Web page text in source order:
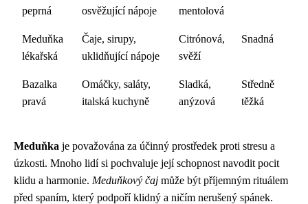
peprná
osvěžující nápoje
mentolová
Meduňka
lékařská
Čaje, sirupy,
uklidňující nápoje
Citrónová,
svěží
Snadná
Bazalka
pravá
Omáčky, saláty,
italská kuchyně
Sladká,
anýzová
Středně
těžká
Meduňka je považována za účinný prostředek proti stresu a
úzkosti. Mnoho lidí si pochvaluje její schopnost navodit pocit
klidu a harmonie. Meduňkový čaj může být příjemným rituálem
před spaním, který podpoří klidný a ničím nerušený spánek.